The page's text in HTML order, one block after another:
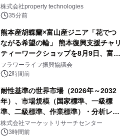
PropTechはどう組み替えるか）｜
PropTech-Lab
株式会社property technologies
35分前
熊本産胡蝶蘭×富山産ジニア「花でつ
ながる希望の輪」 熊本復興支援チャリ
ティーワークショップを8月9日、富
山・射水で開催
フラワーライフ振興協議会
2時間前
耐性基準の世界市場（2026年～2032
年）、市場規模（国家標準、一級標
準、二級標準、作業標準）・分析レポ
ートを発表
株式会社マーケットリサーチセンター
3時間前